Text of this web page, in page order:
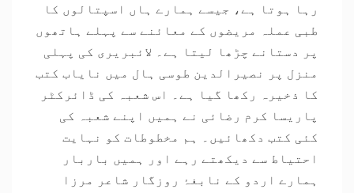
رہا ہوتا ہے، جیسے ہمارے ہاں اسپتالوں کا
طبی عملہ مریضوں کے معائنے سے پہلے ہاتھوں
پر دستانے چڑھا لیتا ہے۔ لائبریری کی پہلی
منزل پر نصیرالدین طوسی ہال میں نایاب کتب
کا ذخیرہ رکھا گیا ہے۔ اس شعبہ کی ڈائرکٹر
پاریسا کرم رضائی نے ہمیں اپنے شعبہ کی
کئی کتب دکھائیں۔ ہم مخطوطات کو نہایت
احتیاط سے دیکھتے رہے اور ہمیں باربار
ہمارے اردو کے نابغۂ روزگار شاعر مرزا